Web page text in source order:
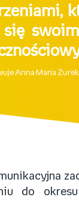
Anna Maria
do